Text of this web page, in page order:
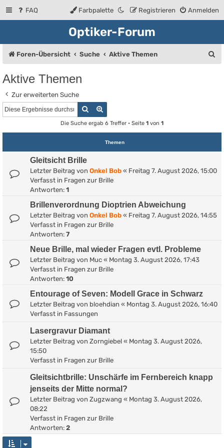
FAQ Anmelden
Registrieren
Farbpalette
Optiker-Forum
Foren-Übersicht Suche Aktive Themen
Aktive Themen
Zur erweiterten Suche
Suche
Die Suche ergab 6 Treffer • Seite 1 von 1
Themen
Gleitsicht Brille
Letzter Beitrag von Onkel Bob « Freitag 7. August 2026, 15:00
Verfasst in Fragen zur Brille
Antworten: 1
Brillenverordnung Dioptrien Abweichung
Letzter Beitrag von Onkel Bob « Freitag 7. August 2026, 14:55
Verfasst in Fragen zur Brille
Antworten: 7
Neue Brille, mal wieder Fragen evtl. Probleme
Letzter Beitrag von Muc « Montag 3. August 2026, 17:43
Verfasst in Fragen zur Brille
Antworten: 10
Entourage of Seven: Modell Grace in Schwarz
Letzter Beitrag von bloehdian « Montag 3. August 2026, 16:40
Verfasst in Fassungen
Lasergravur Diamant
Letzter Beitrag von Zorngiebel « Montag 3. August 2026,
15:50
Verfasst in Fragen zur Brille
Gleitsichtbrille: Unschärfe im Fernbereich knapp
jenseits der Mitte normal?
Letzter Beitrag von Zugzwang « Montag 3. August 2026,
08:22
Verfasst in Fragen zur Brille
Antworten: 2